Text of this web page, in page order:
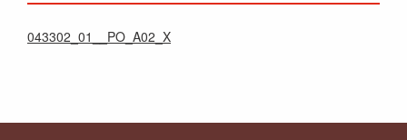
043302_01__PO_A02_X